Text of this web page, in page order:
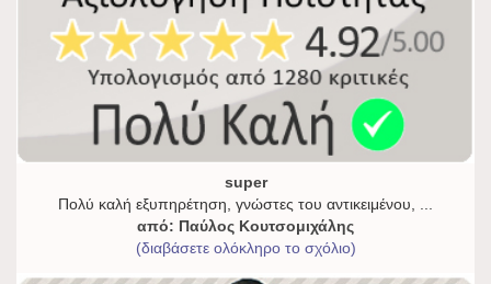
super
Πολύ καλή εξυπηρέτηση, γνώστες του αντικειμένου, ...
από: Παύλος Κουτσομιχάλης
(διαβάσετε ολόκληρο το σχόλιο)